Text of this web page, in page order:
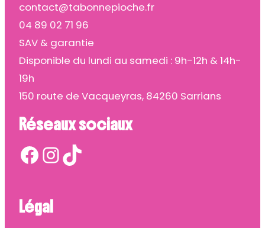
contact@tabonnepioche.fr
04 89 02 71 96
SAV & garantie
Disponible du lundi au samedi : 9h-12h & 14h-
19h
150 route de Vacqueyras, 84260 Sarrians
Réseaux sociaux
Facebook InstagramTikTok
Légal